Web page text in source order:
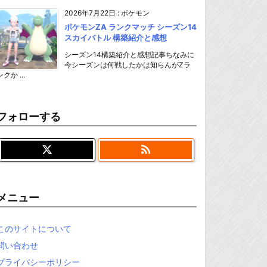
2026年7月22日 : ポケモン
ポケモンZA ランクマッチ シーズン14
スカイバトル 構築紹介と感想
シーズン14構築紹介と感想記事ちなみに
今シーズンは何戦したかは知らんがZラ
クか ...
ォローする

ニュー
のサイトについて
い合わせ
ライバシーポリシー